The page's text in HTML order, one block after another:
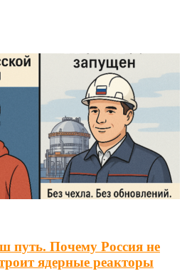
Почему Россия не
ядерные реакторы